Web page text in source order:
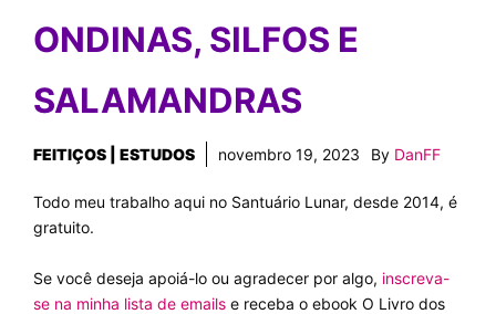
ONDINAS, SILFOS E
SALAMANDRAS
FEITIÇOS | ESTUDOS novembro 19, 2023 By DanFF
Todo meu trabalho aqui no Santuário Lunar, desde 2014, é
gratuito.
Se você deseja apoiá-lo ou agradecer por algo, inscreva-
se na minha lista de emails e receba o ebook O Livro dos